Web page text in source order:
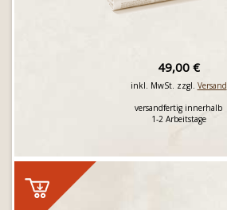
49,00 €
inkl. MwSt. zzgl. Versand
versandfertig innerhalb
1-2 Arbeitstage